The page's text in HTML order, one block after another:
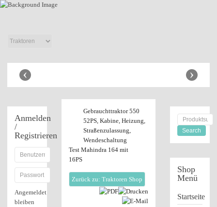
Anhänger Shop
›
‹
Gebrauchttraktor 550
52PS, Kabine, Heizung,
Straßenzulassung,
Wendeschaltung
Test Mahindra 164 mit
16PS
Zurück zu: Traktoren Shop
Anmelden
/
Registrieren
Angemeldet
bleiben
Shop
Menü
Startseite